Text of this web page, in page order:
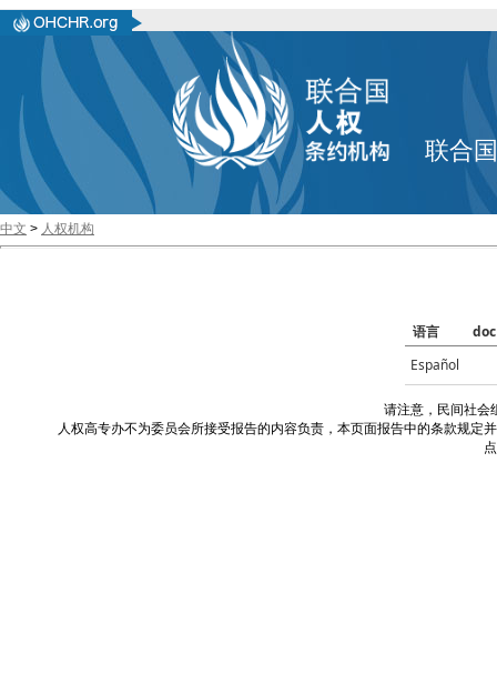
联合
中文 > 人权机构
语言
doc
Español
请注意，民间社会
人权高专办不为委员会所接受报告的内容负责，本页面报告中的条款规